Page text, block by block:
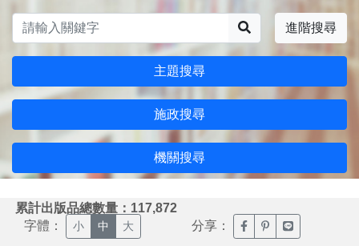
進階搜尋
主題搜尋
施政搜尋
機關搜尋
累計出版品總數量：117,872
字體： 小 中 大 分享： 臉書分享(另開新視窗)
噗浪分享(另開新
Line分享(另